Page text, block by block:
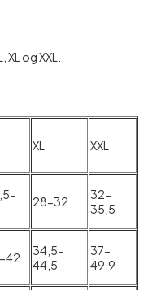
og XXL.
XL XXL
28-32
32-
35,5
42
34,5-
44,5
37-
49,9